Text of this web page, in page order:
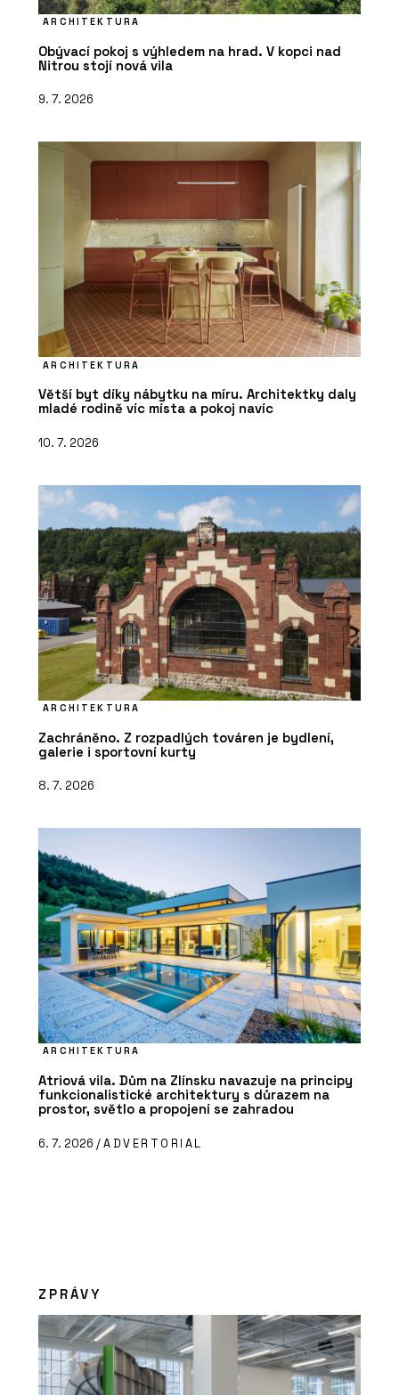
ARCHITEKTURA
Obývací pokoj s výhledem na hrad. V kopci nad
Nitrou stojí nová vila
9. 7. 2026
ARCHITEKTURA
Větší byt díky nábytku na míru. Architektky daly
mladé rodině víc místa a pokoj navíc
10. 7. 2026
ARCHITEKTURA
Zachráněno. Z rozpadlých továren je bydlení,
galerie i sportovní kurty
8. 7. 2026
ARCHITEKTURA
Atriová vila. Dům na Zlínsku navazuje na principy
funkcionalistické architektury s důrazem na
prostor, světlo a propojení se zahradou
6. 7. 2026 /ADVERTORIAL
ZPRÁVY